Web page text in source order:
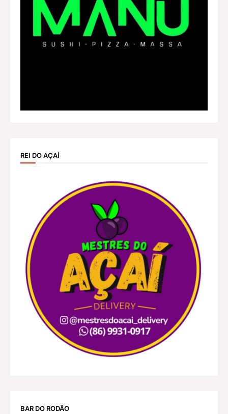
REI DO AÇAÍ
BAR DO RODÃO